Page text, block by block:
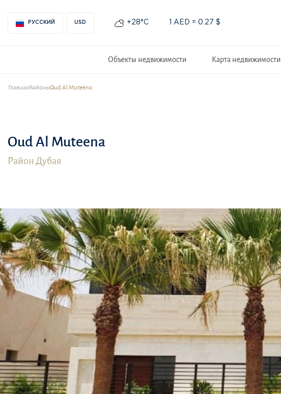
РУССКИЙ USD +28°С 1 AED = 0.27 $
Объекты недвижимости Карта недвижимости
ГлавнаяРайоныOud Al Muteena
Oud Al Muteena
Район Дубая